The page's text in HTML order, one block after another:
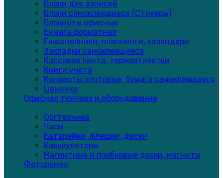
Блоки для записей
Блоки самоклеящиеся (Стикеры)
Блокноты офисные
Бумага форматная
Ежедневники, планнинги, календари
Закладки самоклеящиеся
Кассовая лента, термоэтикетки
Книги учета
Конверты почтовые, бумага самоклеящаяся
Ценники
Офисная техника и оборудование
Оргтехника
Часы
Батарейки, флешки, диски
Калькуляторы
Магнитные и пробковые доски, магниты
Фоторамки